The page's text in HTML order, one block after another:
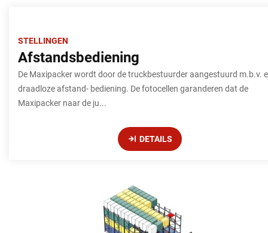
STELLINGEN
Afstandsbediening
De Maxipacker wordt door de truckbestuurder aangestuurd m.b.v.
draadloze afstand- bediening. De fotocellen garanderen dat de
Maxipacker naar de ju...
DETAILS